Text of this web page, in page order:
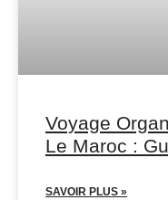
Voyage
Le Maroc :
SAVOIR PLUS »